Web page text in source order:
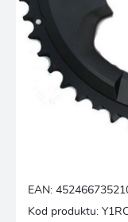
EAN:
Kod produktu: